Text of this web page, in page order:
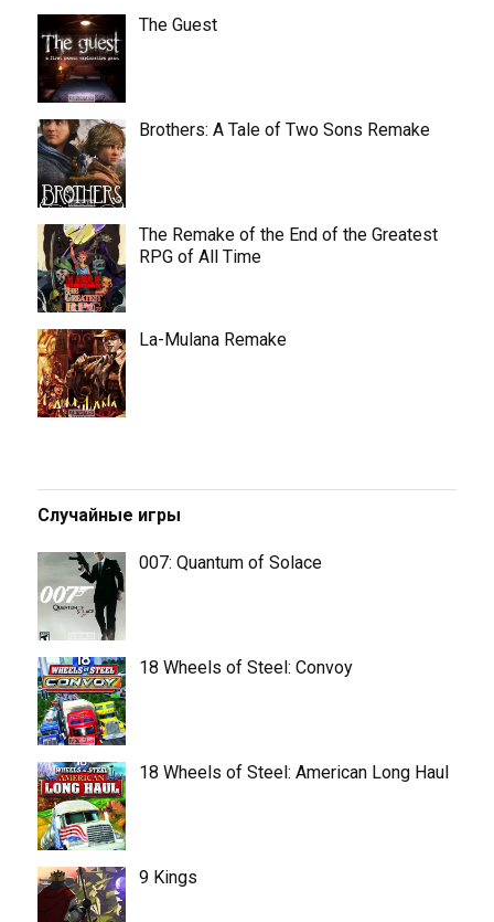
The Guest
Brothers: A Tale of Two Sons Remake
The Remake of the End of the Greatest
RPG of All Time
La-Mulana Remake
Случайные игры
007: Quantum of Solace
18 Wheels of Steel: Convoy
18 Wheels of Steel: American Long Haul
9 Kings